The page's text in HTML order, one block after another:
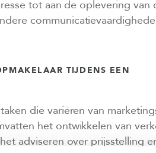
tot aan de oplevering van
TIJDENS EEN
die variëren van
het ontwikkelen van
adviseren over prijsstelling